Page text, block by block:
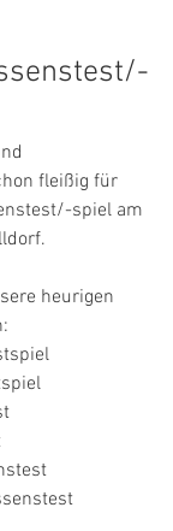
fleißig für
spiel am
heurigen